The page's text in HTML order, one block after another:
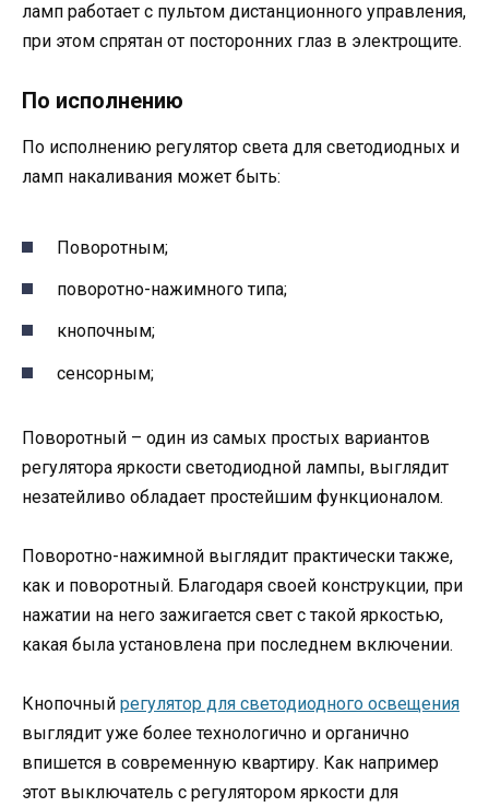
ламп работает с пультом дистанционного управления,
при этом спрятан от посторонних глаз в электрощите.
По исполнению
По исполнению регулятор света для светодиодных и
ламп накаливания может быть:
Поворотным;
поворотно-нажимного типа;
кнопочным;
сенсорным;
Поворотный – один из самых простых вариантов
регулятора яркости светодиодной лампы, выглядит
незатейливо обладает простейшим функционалом.
Поворотно-нажимной выглядит практически также,
как и поворотный. Благодаря своей конструкции, при
нажатии на него зажигается свет с такой яркостью,
какая была установлена при последнем включении.
Кнопочный регулятор для светодиодного освещения
выглядит уже более технологично и органично
впишется в современную квартиру. Как например
этот выключатель с регулятором яркости для